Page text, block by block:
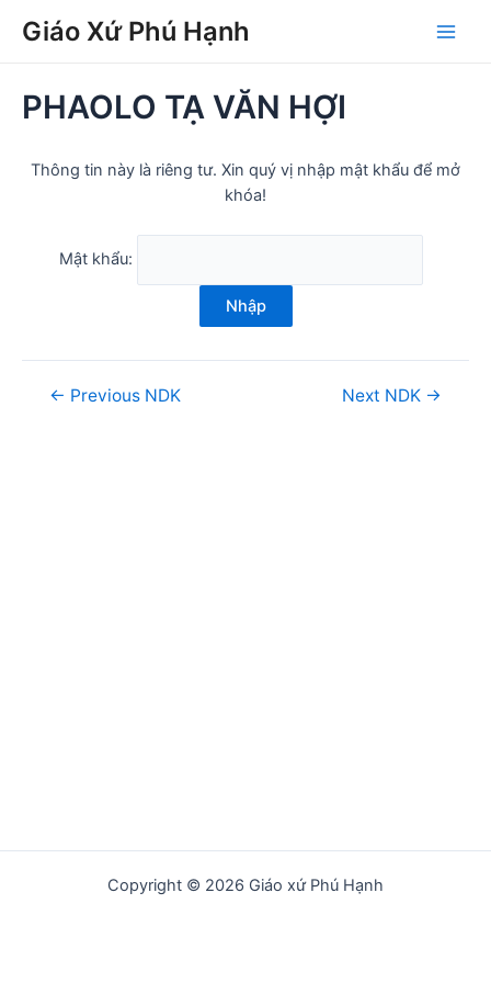
Giáo Xứ Phú Hạnh
Main
PHAOLO TẠ VĂN HỢI
Thông tin này là riêng tư. Xin quý vị nhập mật khẩu để mở
khóa!
Mật khẩu:
Nhập
navigation
← Previous NDK Next NDK →
Copyright © 2026 Giáo xứ Phú Hạnh